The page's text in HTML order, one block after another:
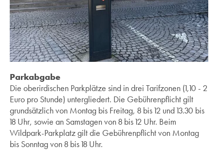
Parkabgabe
Die oberirdischen Parkplätze sind in drei Tarifzonen (1,10 - 2
Euro pro Stunde) untergliedert. Die Gebührenpflicht gilt
grundsätzlich von Montag bis Freitag, 8 bis 12 und 13.30 bis
18 Uhr, sowie an Samstagen von 8 bis 12 Uhr. Beim
Wildpark-Parkplatz gilt die Gebührenpflicht von Montag
bis Sonntag von 8 bis 18 Uhr.